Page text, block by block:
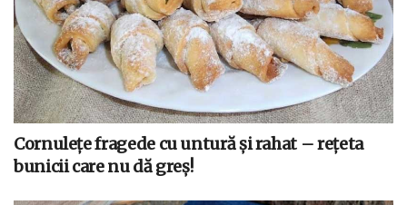
Cornulețe fragede cu untură și rahat – rețeta
bunicii care nu dă greș!